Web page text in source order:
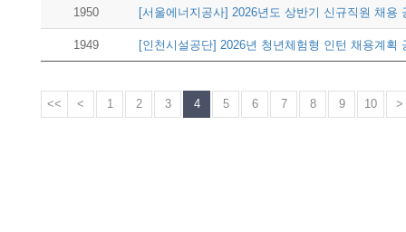
1950 [서울에너지공사] 2026년도 상반기 신규직원 채용
1949 [인천시설공단] 2026년 청년체험형 인턴 채용계획
<< < 1 2 3 4 5 6 7 8 9 10 >